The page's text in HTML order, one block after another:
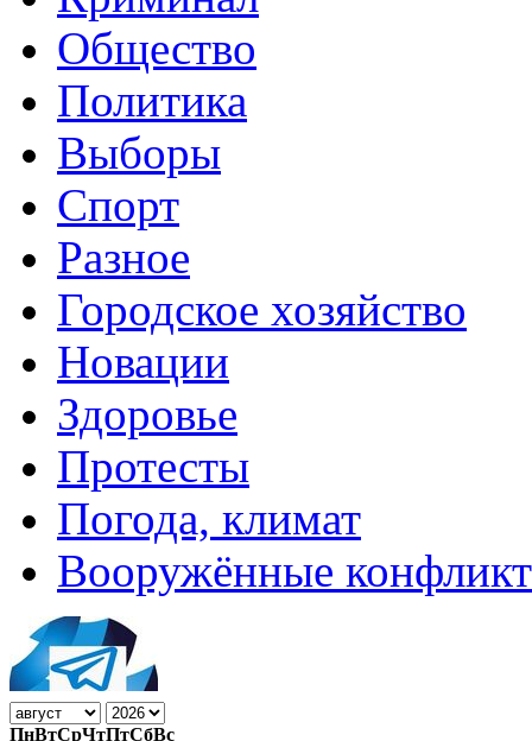
Общество
Политика
Выборы
Спорт
Разное
Городское хозяйство
Новации
Здоровье
Протесты
Погода, климат
Вооружённые
ПнВтСрЧтПтСбВс